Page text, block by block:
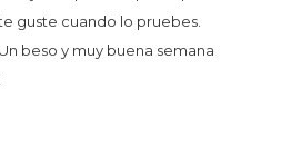
guste cuando lo pruebes.
Un beso y muy buena semana